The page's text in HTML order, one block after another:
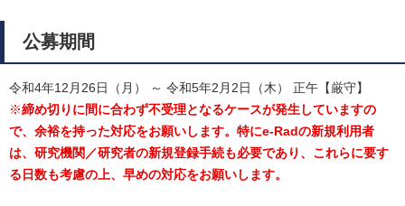
公募期間
令和4年12月26日（月） ～ 令和5年2月2日（木） 正午【厳守】
※締め切りに間に合わず不受理となるケースが発生していますの
で、余裕を持った対応をお願いします。特にe-Radの新規利用者
は、研究機関／研究者の新規登録手続も必要であり、これらに要す
る日数も考慮の上、早めの対応をお願いします。